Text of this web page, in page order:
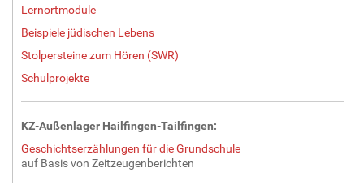
Lernortmodule
Beispiele jüdischen Lebens
Stolpersteine zum Hören (SWR)
Schulprojekte
KZ-Außenlager Hailfingen-Tailfingen:
Geschichtserzählungen für die Grundschule
auf Basis von Zeitzeugenberichten